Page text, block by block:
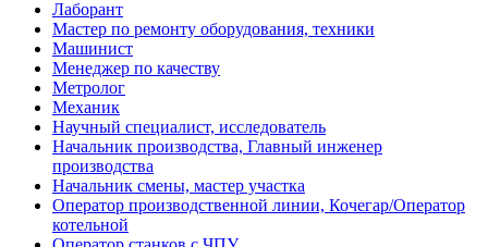
Лаборант
Мастер по ремонту оборудования, техники
Машинист
Менеджер по качеству
Метролог
Механик
Научный специалист, исследователь
Начальник производства, Главный инженер
производства
Начальник смены, мастер участка
Оператор производственной линии, Кочегар/Оператор
котельной